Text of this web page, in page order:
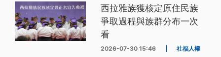
西拉雅族獲核定原住民族
爭取過程與族群分布一次
看
2026-07-30 15:46 社福人權